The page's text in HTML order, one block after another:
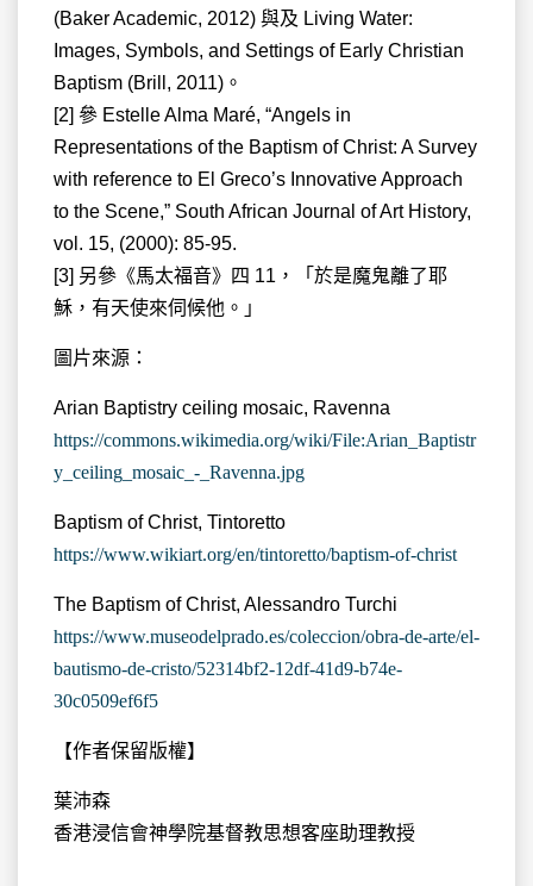
(Baker Academic, 2012) 與及 Living Water:
Images, Symbols, and Settings of Early Christian
Baptism (Brill, 2011)。
[2] 參 Estelle Alma Maré, “Angels in
Representations of the Baptism of Christ: A Survey
with reference to El Greco’s Innovative Approach
to the Scene,” South African Journal of Art History,
vol. 15, (2000): 85-95.
[3] 另參《馬太福音》四 11，「於是魔鬼離了耶
穌，有天使來伺候他。」
圖片來源：
Arian Baptistry ceiling mosaic, Ravenna
https://commons.wikimedia.org/wiki/File:Arian_Baptistr
y_ceiling_mosaic_-_Ravenna.jpg
Baptism of Christ, Tintoretto
https://www.wikiart.org/en/tintoretto/baptism-of-christ
The Baptism of Christ, Alessandro Turchi
https://www.museodelprado.es/coleccion/obra-de-arte/el-
bautismo-de-cristo/52314bf2-12df-41d9-b74e-
30c0509ef6f5
【作者保留版權】
葉沛森
香港浸信會神學院基督教思想客座助理教授